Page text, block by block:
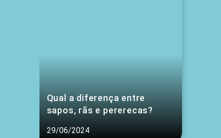
Qual a diferença entre
sapos, rãs e pererecas?
29/06/2024